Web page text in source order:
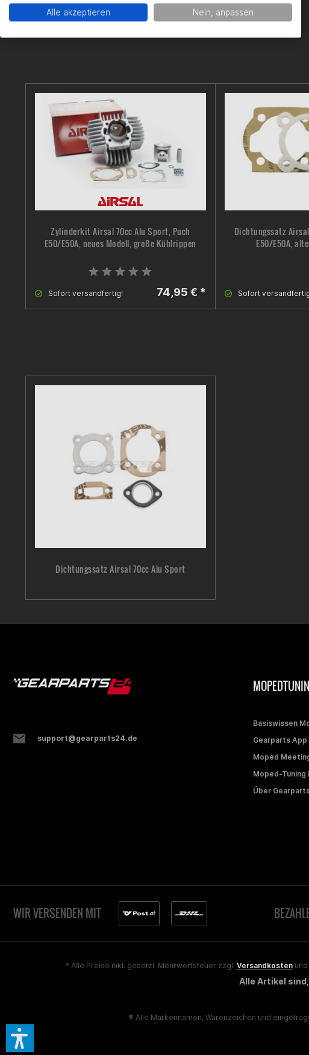
Zylinderkit Airsal 70cc Alu Sport, Puch
E50/E50A, neues Modell, große Kühlrippen
Sofort versandfertig! 74,95 € *
Dichtungssatz
E50/E50A,
Sofort
Dichtungssatz Airsal 70cc Alu Sport
support@gearparts24.de
Basiswissen
Gearparts App
Moped
Moped-Tuning
Über
WIR VERSENDEN MIT
* Alle Preise inkl. gesetzl. Mehrwertsteuer zzgl. Versandkostenund
Alle Artikel
® Alle Markennamen, Warenzeichen und
Alle akzeptieren Nein, anpassen